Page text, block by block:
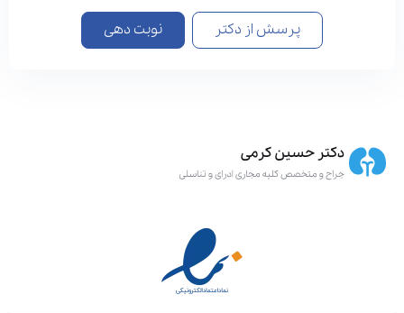
پرسش از دکتر نوبت دهی